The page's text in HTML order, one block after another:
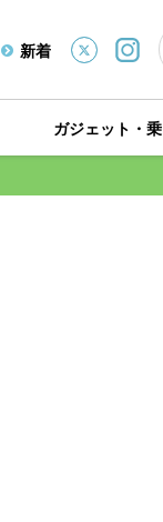
新着
ガジェット・